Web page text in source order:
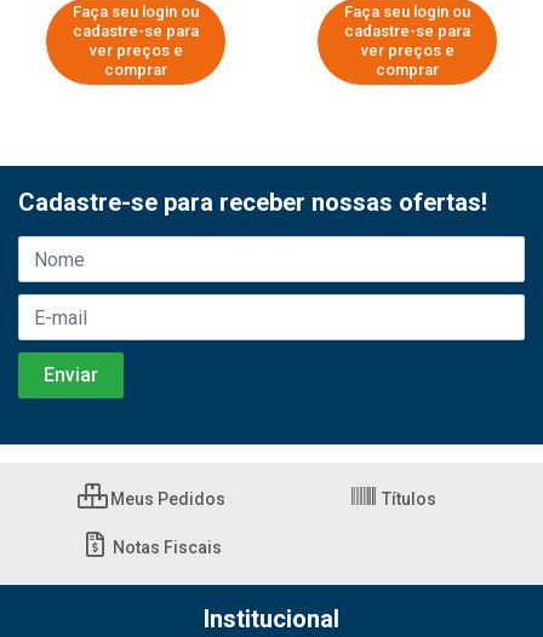
Faça seu login ou
cadastre-se para
ver preços e
comprar
Faça seu login ou
cadastre-se para
ver preços e
comprar
Cadastre-se para receber nossas ofertas!
Meus Pedidos Títulos
Notas Fiscais
Institucional